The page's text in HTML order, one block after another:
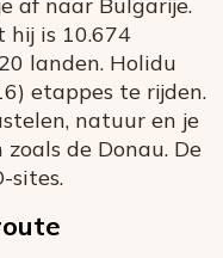
af naar Bulgarije.
is 10.674
landen. Holidu
etappes te rijden.
natuur en je
de Donau. De
sites.